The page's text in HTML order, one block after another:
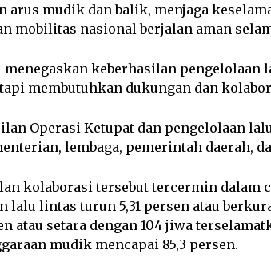
arus mudik dan balik, menjaga
mobilitas nasional berjalan aman
menegaskan keberhasilan
membutuhkan dukungan dan
Operasi Ketupat dan pengelolaan
lembaga, pemerintah daerah,
kolaborasi tersebut tercermin dalam
lalu lintas turun 5,31 persen atau
atau setara dengan 104 jiwa
mudik mencapai 85,3 persen.